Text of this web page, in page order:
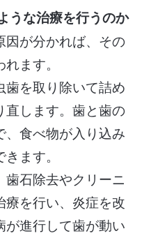
な治療を行うのか
因が分かれば、その
ます。
歯を取り除いて詰め
直します。歯と歯の
、食べ物が入り込み
ます。
石除去やクリーニ
療を行い、炎症を改
が進行して歯が動い